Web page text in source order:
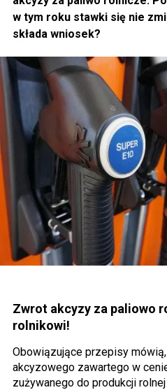
w tym roku stawki się nie
składa wniosek?
Zwrot akcyzy za paliowo
rolnikowi!
Obowiązujące przepisy
akcyzowego zawartego w
zużywanego do produkcji